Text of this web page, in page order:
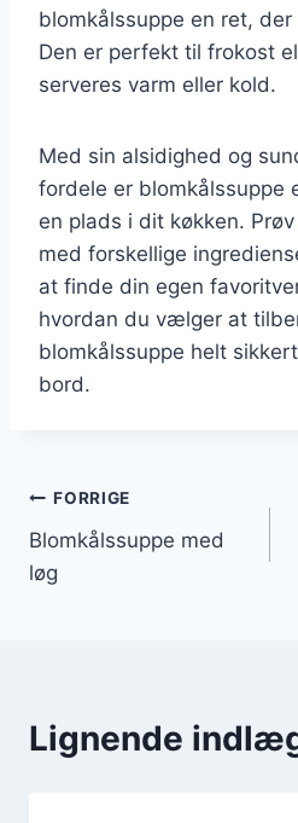
blomkålssuppe en ret,
Den er perfekt til frokost
serveres varm eller kold.
Med sin alsidighed og
fordele er blomkålssuppe
en plads i dit køkken.
med forskellige
at finde din egen
hvordan du vælger at
blomkålssuppe helt
bord.
FORRIGE
Blomkålssuppe med
løg
Lignende